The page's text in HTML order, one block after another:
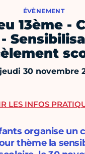
ÉVÈNEMENT
13ème -
30 novembre
organise un
thème la
LES INFOS